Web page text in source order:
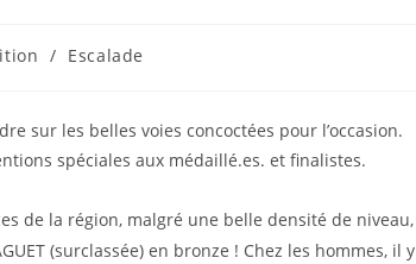
/ Escalade
sur les belles voies concoctées pour l’occasion.
spéciales aux médaillé.es. et finalistes.
de la région, malgré une belle densité de niveau,
(surclassée) en bronze ! Chez les hommes, il y